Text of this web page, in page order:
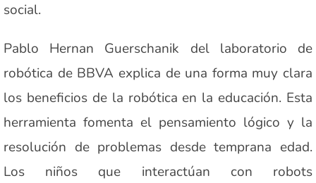
social.
Pablo Hernan Guerschanik del laboratorio de
robótica de BBVA explica de una forma muy clara
los beneficios de la robótica en la educación. Esta
herramienta fomenta el pensamiento lógico y la
resolución de problemas desde temprana edad.
Los niños que interactúan con robots